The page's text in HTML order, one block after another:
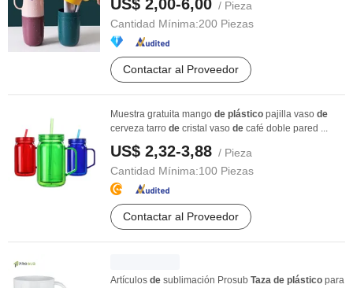
US$ 2,00-6,00 / Pieza
Cantidad Mínima:200 Piezas
Contactar al Proveedor
Muestra gratuita mango de plástico pajilla vaso de
cerveza tarro de cristal vaso de café doble pared ...
US$ 2,32-3,88 / Pieza
Cantidad Mínima:100 Piezas
Contactar al Proveedor
Artículos de sublimación Prosub Taza de plástico para